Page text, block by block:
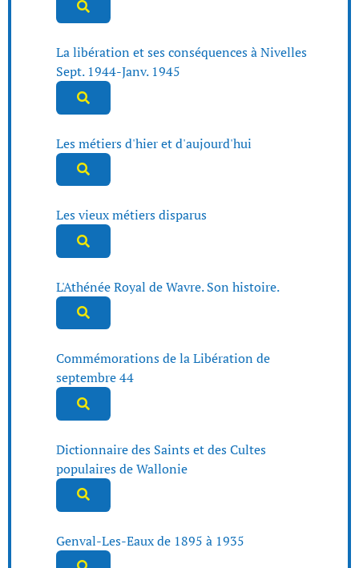
La libération et ses conséquences à Nivelles
Sept. 1944-Janv. 1945
Les métiers d'hier et d'aujourd'hui
Les vieux métiers disparus
L'Athénée Royal de Wavre. Son histoire.
Commémorations de la Libération de
septembre 44
Dictionnaire des Saints et des Cultes
populaires de Wallonie
Genval-Les-Eaux de 1895 à 1935